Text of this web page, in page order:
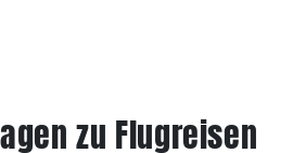
zu Flugreisen